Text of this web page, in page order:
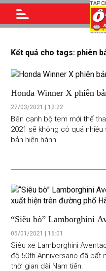
Kết quả cho tags: phiên
Honda Winner X phiên
27/03/2021 | 12:22
Bên cạnh bộ tem mới thể
2021 sẽ không có quá
bản hiện hành.
“Siêu bò” Lamborghini
khủng xuất hiện trên
05/01/2021 | 16:01
Siêu xe Lamborghini
độ 50th Anniversario đã bất
thời gian dài Nam tiến.